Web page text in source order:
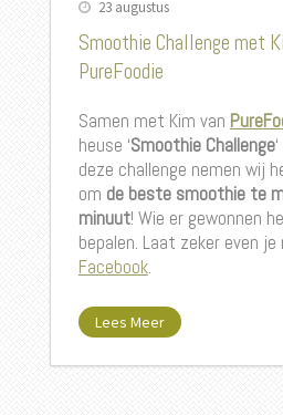
23 augustus
Smoothie Challenge met
PureFoodie
Samen met Kim van
heuse ‘Smoothie Challenge
deze challenge nemen wij
om de beste smoothie te
minuut! Wie er gewonnen
bepalen. Laat zeker even
Facebook.
Lees Meer